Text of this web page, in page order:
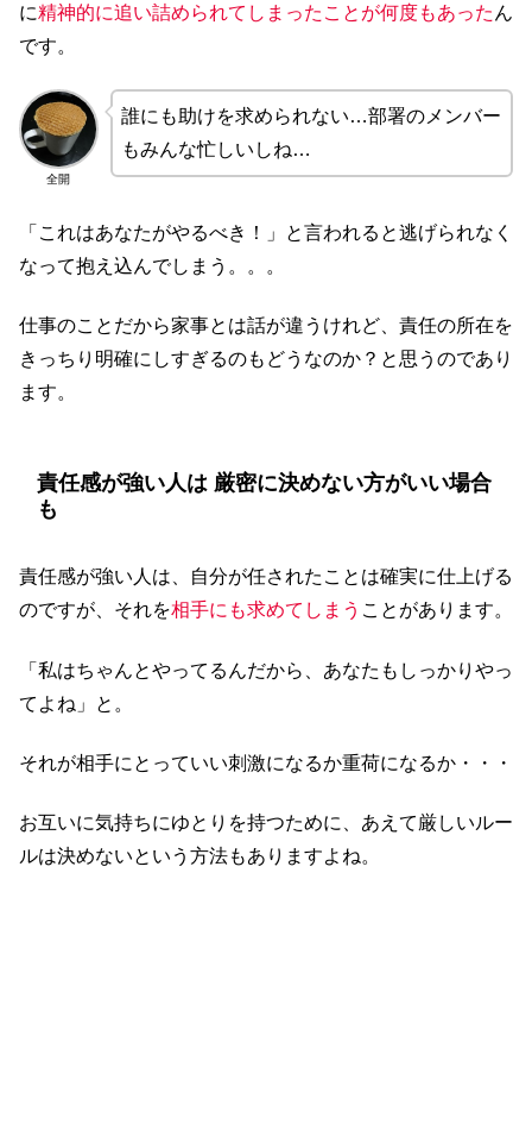
に精神的に追い詰められてしまったことが何度もあった ん
です。
全開
誰にも助けを求められない…部署のメンバー
もみんな忙しいしね…
「これはあなたがやるべき！」と言われると逃げられなく
なって抱え込んでしまう。。。
仕事のことだから家事とは話が違うけれど、責任の所在を
きっちり明確にしすぎるのもどうなのか？と思うのであり
ます。
責任感が強い人は 厳密に決めない方がいい場合
も
責任感が強い人は、自分が任されたことは確実に仕上げる
のですが、それを相手にも求めてしまう ことがあります。
「私はちゃんとやってるんだから、あなたもしっかりやっ
てよね」と。
それが相手にとっていい刺激になるか重荷になるか・・・
お互いに気持ちにゆとりを持つために、あえて厳しいルー
ルは決めないという方法もありますよね。